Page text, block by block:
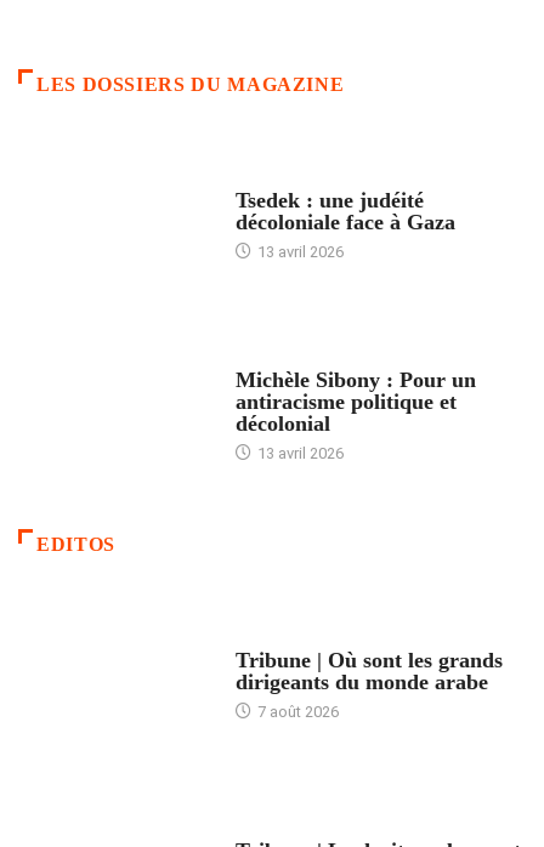
LES DOSSIERS DU MAGAZINE
Tsedek : une judéité
décoloniale face à Gaza
13 avril 2026
Michèle Sibony : Pour un
antiracisme politique et
décolonial
13 avril 2026
EDITOS
Tribune | Où sont les grands
dirigeants du monde arabe
7 août 2026